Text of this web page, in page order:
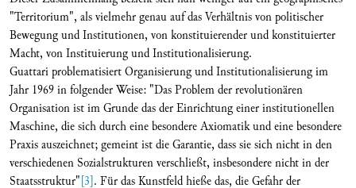
"Territorium", als vielmehr genau auf das Verhältnis von politischer
Bewegung und Institutionen, von konstituierender und konstituierter
Macht, von Instituierung und Institutionalisierung.
Guattari problematisiert Organisierung und Institutionalisierung im
Jahr 1969 in folgender Weise: "Das Problem der revolutionären
Organisation ist im Grunde das der Einrichtung einer institutionellen
Maschine, die sich durch eine besondere Axiomatik und eine besondere
Praxis auszeichnet; gemeint ist die Garantie, dass sie sich nicht in den
verschiedenen Sozialstrukturen verschließt, insbesondere nicht in der
Staatsstruktur"[3]. Für das Kunstfeld hieße das, die Gefahr der